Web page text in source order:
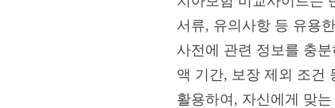
서류, 유의사항 등 유용
사전에 관련 정보를 충
액 기간, 보장 제외 조건
활용하여, 자신에게 맞